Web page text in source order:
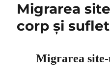
Migrarea
corp și
Migrarea